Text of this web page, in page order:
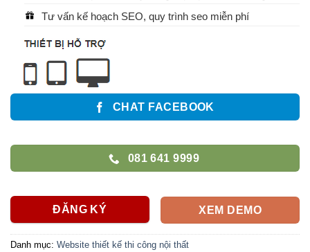
Tư vấn kế hoạch SEO, quy trình seo miễn phí
CHAT FACEBOOK
081 641 9999
ĐĂNG KÝ XEM DEMO
Danh mục: Website thiết kế thi công nội thất